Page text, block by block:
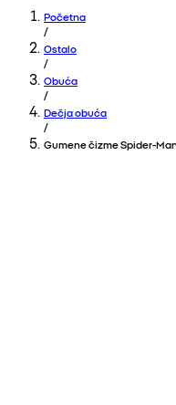
Početna
/
Ostalo
/
Obuća
/
Dečja obuća
/
Gumene čizme Spider-